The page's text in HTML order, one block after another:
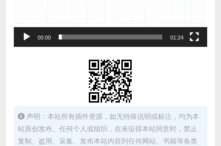
00:00 01:24
声明：本站所有插件资源，如无特殊说明或标注，均为本
站原创发布。任何个人或组织，在未征得本站同意时，禁止
复制、盗用、采集、发布本站内容到任何网站、书籍等各类